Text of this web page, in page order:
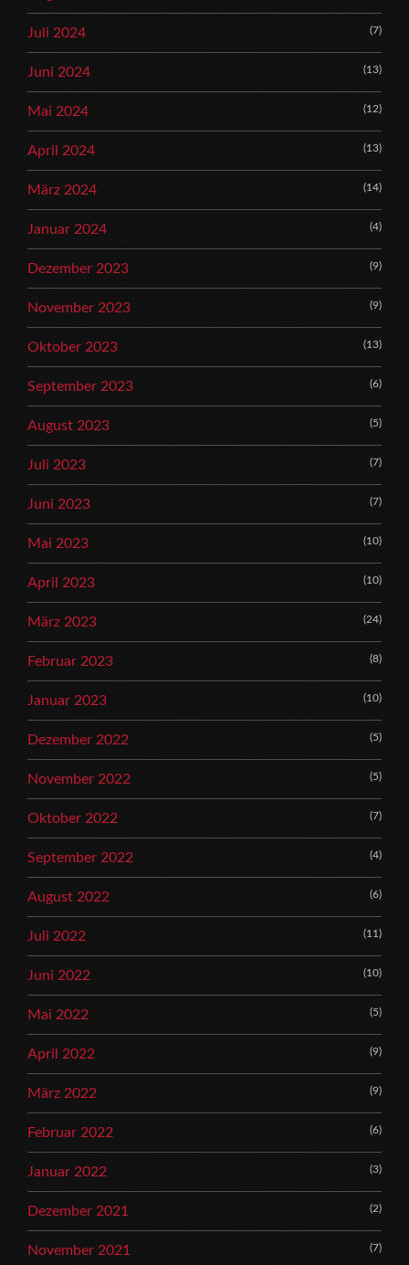
Juli 2024 (7)
Juni 2024 (13)
Mai 2024 (12)
April 2024 (13)
März 2024 (14)
Januar 2024 (4)
Dezember 2023 (9)
November 2023 (9)
Oktober 2023 (13)
September 2023 (6)
August 2023 (5)
Juli 2023 (7)
Juni 2023 (7)
Mai 2023 (10)
April 2023 (10)
März 2023 (24)
Februar 2023 (8)
Januar 2023 (10)
Dezember 2022 (5)
November 2022 (5)
Oktober 2022 (7)
September 2022 (4)
August 2022 (6)
Juli 2022 (11)
Juni 2022 (10)
Mai 2022 (5)
April 2022 (9)
März 2022 (9)
Februar 2022 (6)
Januar 2022 (3)
Dezember 2021 (2)
November 2021 (7)